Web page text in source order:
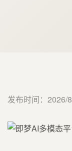
发布时间：2026/